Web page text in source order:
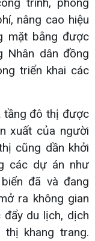
nâng cao hiệu
mặt bằng được
Nhân dân đồng
triển khai các
tầng đô thị được
xuất của người
cũng dần khởi
các dự án như
đã và đang
ra không gian
đẩy du lịch, dịch
khang trang.